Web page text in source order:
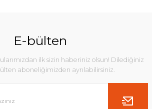
E-bülten
ilk sizin haberiniz olsun! Dilediğiniz
aboneliğimizden ayrılabilirsiniz.